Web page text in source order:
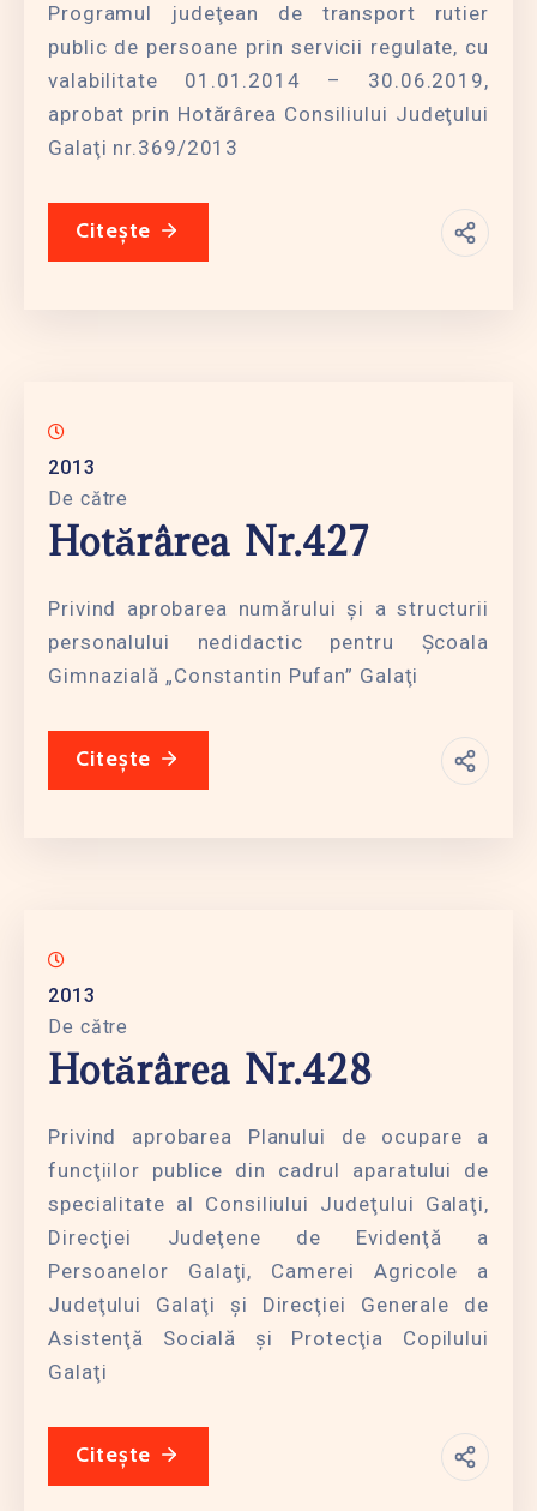
Programul judeţean de transport rutier
public de persoane prin servicii regulate, cu
valabilitate 01.01.2014 – 30.06.2019,
aprobat prin Hotărârea Consiliului Judeţului
Galaţi nr.369/2013
Citește
2013
De către
Hotărârea Nr.427
Privind aprobarea numărului şi a structurii
personalului nedidactic pentru Şcoala
Gimnazială „Constantin Pufan” Galaţi
Citește
2013
De către
Hotărârea Nr.428
Privind aprobarea Planului de ocupare a
funcţiilor publice din cadrul aparatului de
specialitate al Consiliului Judeţului Galaţi,
Direcţiei Judeţene de Evidenţă a
Persoanelor Galaţi, Camerei Agricole a
Judeţului Galaţi şi Direcţiei Generale de
Asistenţă Socială şi Protecţia Copilului
Galaţi
Citește